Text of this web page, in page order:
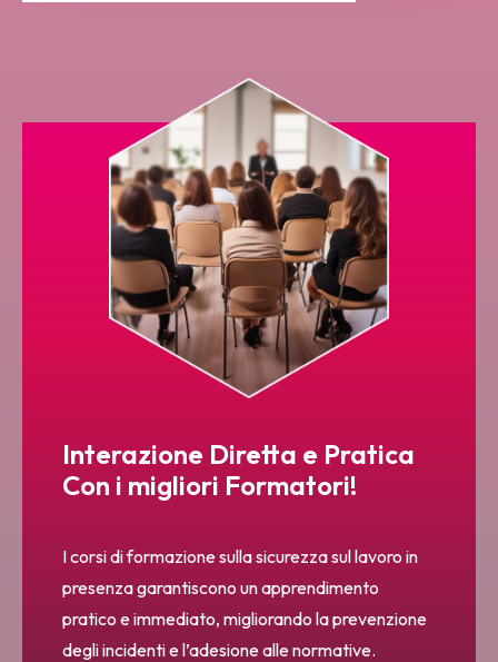
Interazione Diretta e Pratica
Con i migliori Formatori!
I corsi di formazione sulla sicurezza sul lavoro in
presenza garantiscono un apprendimento
pratico e immediato, migliorando la prevenzione
degli incidenti e l’adesione alle normative.